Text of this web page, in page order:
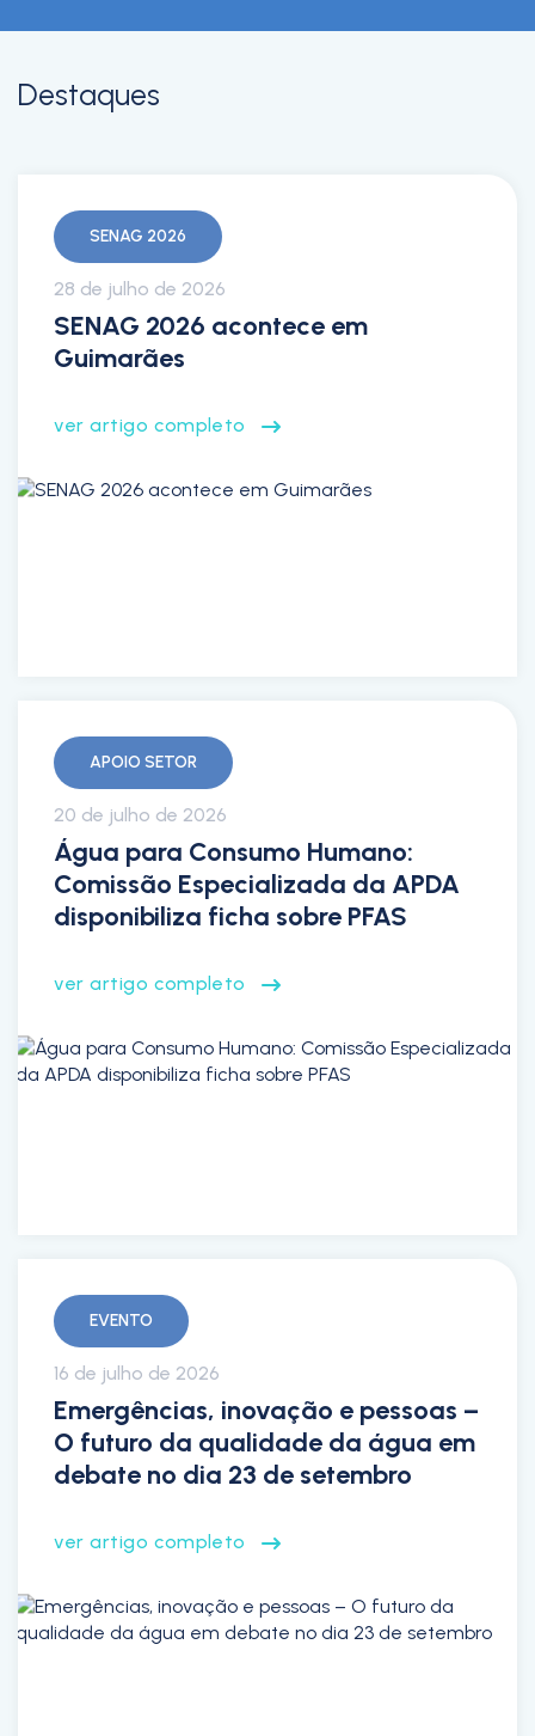
Destaques
SENAG 2026
28 de julho de 2026
SENAG 2026 acontece em
Guimarães
ver artigo completo
APOIO SETOR
20 de julho de 2026
Água para Consumo Humano:
Comissão Especializada da APDA
disponibiliza ficha sobre PFAS
ver artigo completo
EVENTO
16 de julho de 2026
Emergências, inovação e pessoas –
O futuro da qualidade da água em
debate no dia 23 de setembro
ver artigo completo